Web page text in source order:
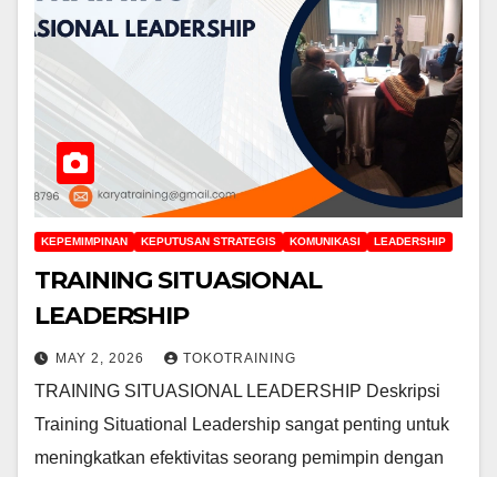
KEPEMIMPINAN KEPUTUSAN STRATEGIS KOMUNIKASI LEADERSHIP
TRAINING SITUASIONAL
LEADERSHIP
MAY 2, 2026 TOKOTRAINING
TRAINING SITUASIONAL LEADERSHIP Deskripsi
Training Situational Leadership sangat penting untuk
meningkatkan efektivitas seorang pemimpin dengan